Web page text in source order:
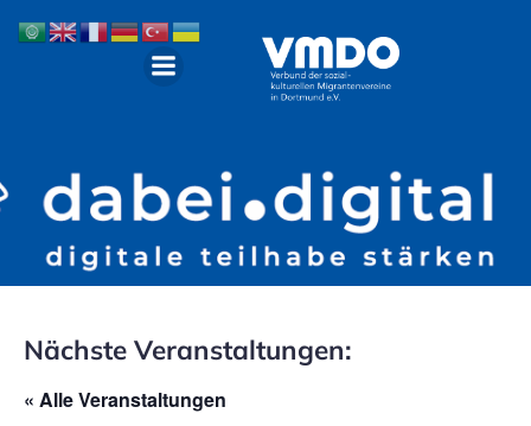
Nächste Veranstaltungen:
« Alle Veranstaltungen